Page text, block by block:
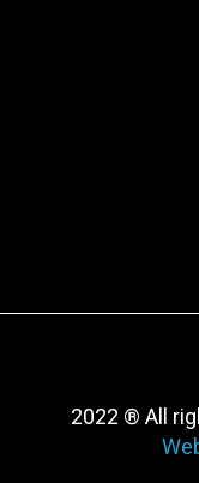
2022 ® All